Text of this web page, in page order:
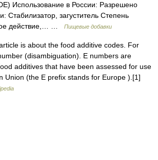
Использование в России: Разрешено
Стабилизатор, загуститель Степень
действие,… …
Пищевые добавки
is about the food additive codes. For
(disambiguation). E numbers are
additives that have been assessed for use
Union (the E prefix stands for Europe ).[1]